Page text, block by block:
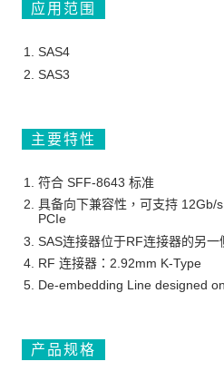
应用范围
SAS4
SAS3
主要特性
符合 SFF-8643 标准
具备向下兼容性，可支持 12Gb/
PCIe
SAS连接器位于RF连接器的另一
RF 连接器：2.92mm K-Type
De-embedding Line designed
产品规格